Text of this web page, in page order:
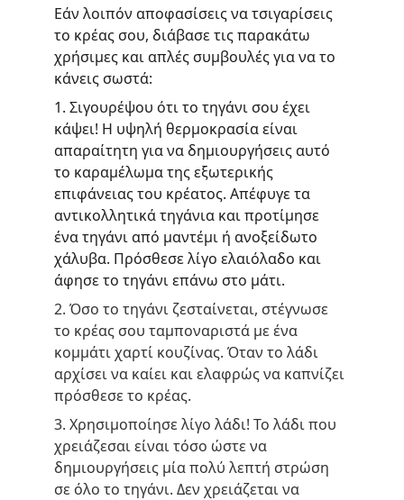
Εάν λοιπόν αποφασίσεις να τσιγαρίσεις
το κρέας σου, διάβασε τις παρακάτω
χρήσιμες και απλές συμβουλές για να το
κάνεις σωστά:
1. Σιγουρέψου ότι το τηγάνι σου έχει
κάψει! Η υψηλή θερμοκρασία είναι
απαραίτητη για να δημιουργήσεις αυτό
το καραμέλωμα της εξωτερικής
επιφάνειας του κρέατος. Απέφυγε τα
αντικολλητικά τηγάνια και προτίμησε
ένα τηγάνι από μαντέμι ή ανοξείδωτο
χάλυβα. Πρόσθεσε λίγο ελαιόλαδο και
άφησε το τηγάνι επάνω στο μάτι.
2. Όσο το τηγάνι ζεσταίνεται, στέγνωσε
το κρέας σου ταμποναριστά με ένα
κομμάτι χαρτί κουζίνας. Όταν το λάδι
αρχίσει να καίει και ελαφρώς να καπνίζει
πρόσθεσε το κρέας.
3. Χρησιμοποίησε λίγο λάδι! Το λάδι που
χρειάζεσαι είναι τόσο ώστε να
δημιουργήσεις μία πολύ λεπτή στρώση
σε όλο το τηγάνι. Δεν χρειάζεται να